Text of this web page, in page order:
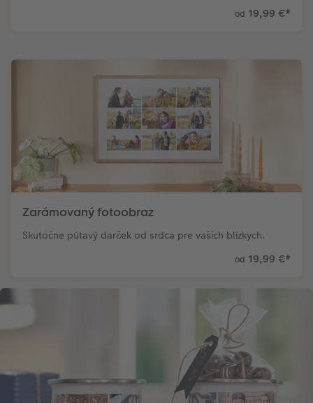
od 19,99 €*
Zarámovaný fotoobraz
Skutočne pútavý darček od srdca pre vašich blízkych.
od 19,99 €*